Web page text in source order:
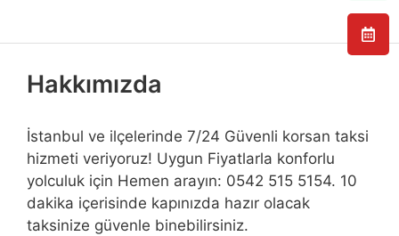
Hakkımızda
İstanbul ve ilçelerinde 7/24 Güvenli korsan taksi
hizmeti veriyoruz! Uygun Fiyatlarla konforlu
yolculuk için Hemen arayın: 0542 515 5154. 10
dakika içerisinde kapınızda hazır olacak
taksinize güvenle binebilirsiniz.